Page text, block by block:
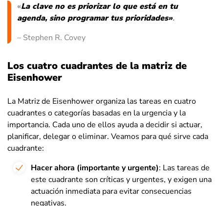
«La clave no es priorizar lo que está en tu
agenda, sino programar tus prioridades».
– Stephen R. Covey
Los cuatro cuadrantes de la matriz de
Eisenhower
La Matriz de Eisenhower organiza las tareas en cuatro
cuadrantes o categorías basadas en la urgencia y la
importancia. Cada uno de ellos ayuda a decidir si actuar,
planificar, delegar o eliminar. Veamos para qué sirve cada
cuadrante:
Hacer ahora (importante y urgente): Las tareas de
este cuadrante son críticas y urgentes, y exigen una
actuación inmediata para evitar consecuencias
negativas.